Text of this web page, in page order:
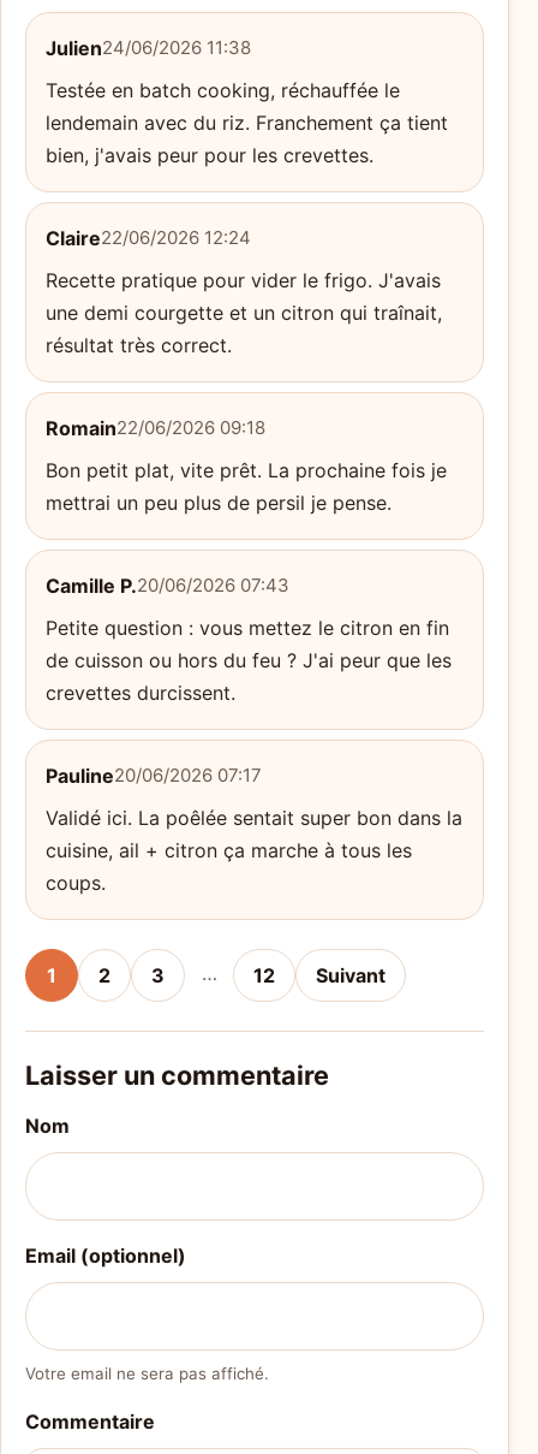
Julien24/06/2026 11:38
Testée en batch cooking, réchauffée le
lendemain avec du riz. Franchement ça tient
bien, j'avais peur pour les crevettes.
Claire22/06/2026 12:24
Recette pratique pour vider le frigo. J'avais
une demi courgette et un citron qui traînait,
résultat très correct.
Romain22/06/2026 09:18
Bon petit plat, vite prêt. La prochaine fois je
mettrai un peu plus de persil je pense.
Camille P.20/06/2026 07:43
Petite question : vous mettez le citron en fin
de cuisson ou hors du feu ? J'ai peur que les
crevettes durcissent.
Pauline20/06/2026 07:17
Validé ici. La poêlée sentait super bon dans la
cuisine, ail + citron ça marche à tous les
coups.
1 2 3 … 12 Suivant
Laisser un commentaire
Nom
Email (optionnel)
Votre email ne sera pas affiché.
Commentaire